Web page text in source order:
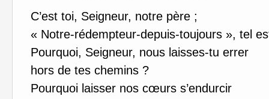
C’est toi, Seigneur, notre père ;
« Notre-rédempteur-depuis-toujours », tel
Pourquoi, Seigneur, nous laisses-tu errer
hors de tes chemins ?
Pourquoi laisser nos cœurs s’endurcir